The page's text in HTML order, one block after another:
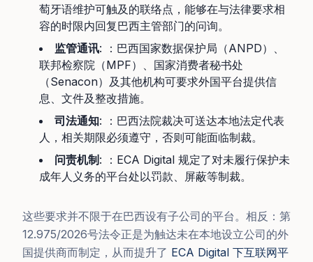
萄牙语维护可触及的联络点，能够在与法律要求相
容的时限内回复巴西主管部门的问询。
监管通讯: ：巴西国家数据保护局（ANPD）、
联邦检察院（MPF）、国家消费者秘书处
（Senacon）及其他机构可要求外国平台提供信
息、文件及整改措施。
司法通知: ：巴西法院裁决可送达本地法定代表
人，相关期限必须遵守，否则可能面临制裁。
问责机制: ：ECA Digital 规定了对未履行保护未
成年人义务的平台处以罚款、屏蔽等制裁。
这些要求并不限于在巴西设有子公司的平台。相反：第
12.975/2026号法令正是为触达未在本地设立公司的外
国提供商而制定，从而提升了 ECA Digital 下互联网平